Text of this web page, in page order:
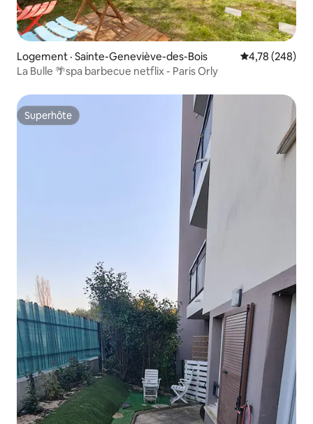
Logement · Sainte-Geneviève-des-Bois Note
4,78 (248)
La Bulle 🌴spa barbecue netflix - Paris Orly
Superhôte
Superhôte